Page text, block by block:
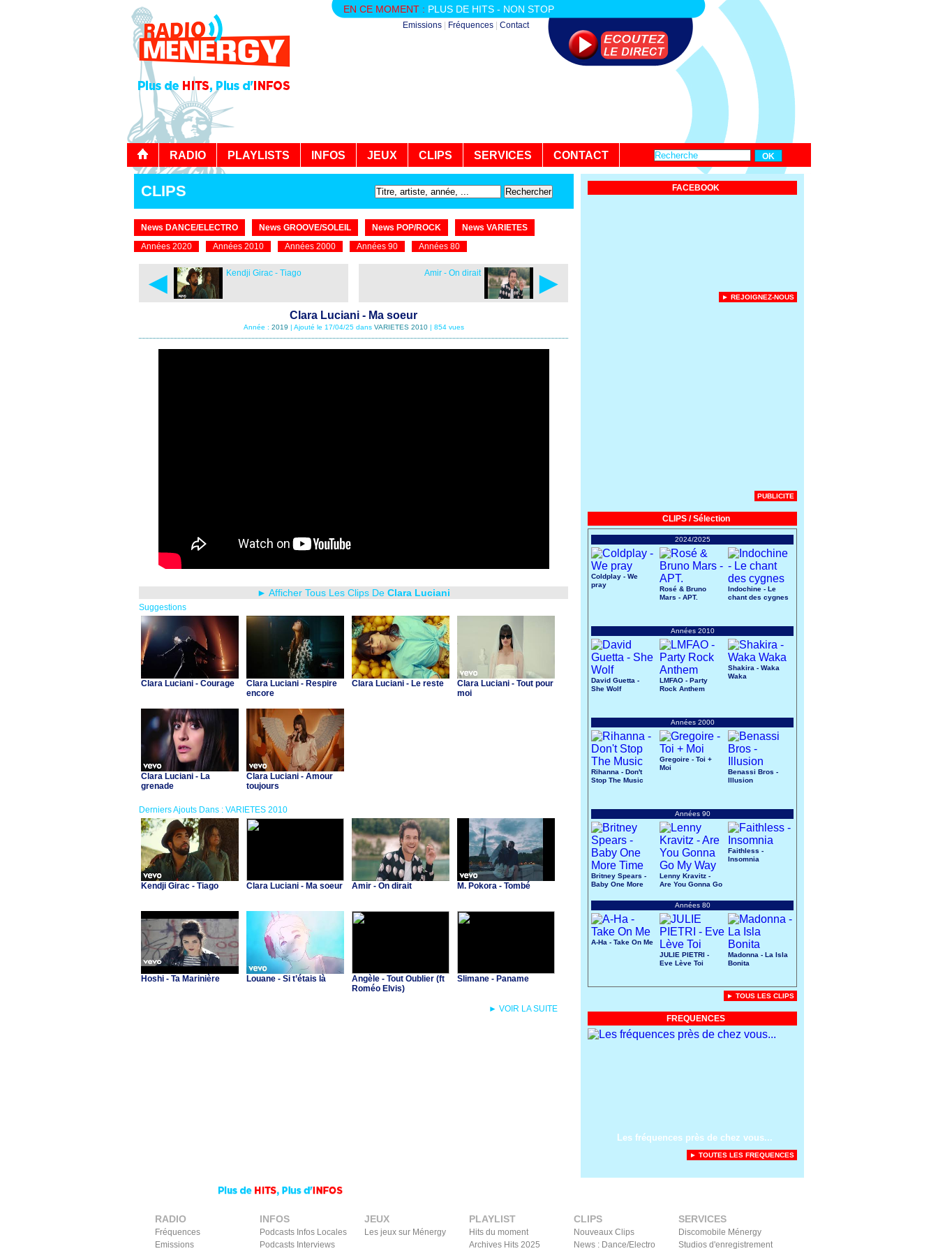
EN CE MOMENT : PLUS DE HITS - NON STOP
Emissions Fréquences Contact
RADIO PLAYLISTS INFOS JEUX CLIPS SERVICES CONTACT
CLIPS
News DANCE/ELECTRO News GROOVE/SOLEIL News POP/ROCK
News VARIETES
Années 2020
Années 2010 Années 2000 Années 90 Années 80
◄ Kendji Girac - Tiago ►
Amir - On dirait
Clara Luciani - Ma soeur
Année : 2019 | Ajouté le 17/04/25 dans VARIETES 2010| 854 vues
► Afficher Tous Les Clips De Clara Luciani
Suggestions
Clara Luciani - Courage
Clara Luciani - Respire
encore
Clara Luciani - Le reste
Clara Luciani - Tout pour
moi
Clara Luciani - La
grenade
Clara Luciani - Amour
toujours
Derniers Ajouts Dans : VARIETES 2010
Kendji Girac - Tiago Clara Luciani - Ma soeur Amir - On dirait M. Pokora - Tombé
Hoshi - Ta Marinière Louane - Si t’étais là
Angèle - Tout Oublier (ft
Roméo Elvis)
Slimane - Paname
► VOIR LA SUITE
FACEBOOK
► REJOIGNEZ-NOUS
PUBLICITE
CLIPS / Sélection
2024/2025
Coldplay - We
pray
Rosé & Bruno
Mars - APT.
Indochine - Le
chant des cygnes
Années 2010
David Guetta -
She Wolf
LMFAO - Party
Rock Anthem
Shakira - Waka
Waka
Années 2000
Rihanna - Don't
Stop The Music
Gregoire - Toi +
Moi
Benassi Bros -
Illusion
Années 90
Britney Spears -
Baby One More
Lenny Kravitz -
Are You Gonna Go
Faithless -
Insomnia
Années 80
A-Ha - Take On Me
JULIE PIETRI -
Eve Lève Toi
Madonna - La Isla
Bonita
► TOUS LES CLIPS
FREQUENCES
Les fréquences près de chez vous...
► TOUTES LES FREQUENCES
RADIO
Fréquences
Emissions
INFOS
Podcasts Infos Locales
Podcasts Interviews
JEUX
Les jeux sur Ménergy
PLAYLIST
Hits du moment
Archives Hits 2025
CLIPS
Nouveaux Clips
News : Dance/Electro
SERVICES
Discomobile Ménergy
Studios d'enregistrement